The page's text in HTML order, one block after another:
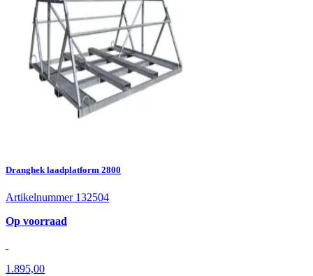
Dranghek laadplatform 2800
Artikelnummer 132504
Op voorraad
1.895,00